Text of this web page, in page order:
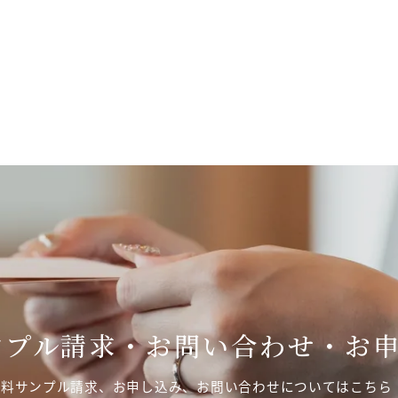
ル請求・お問い合わせ・お
サンプル請求、お申し込み、お問い合わせについてはこちら